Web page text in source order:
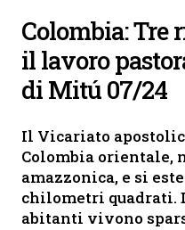
Colombia: Tre
il lavoro
di Mitú 07/24
Il Vicariato
Colombia orientale,
amazzonica, e si
chilometri quadrati.
abitanti vivono